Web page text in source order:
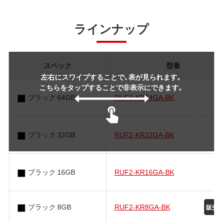
ラインナップ
左右にスワイプすることで、表が見られます。
こちらをタップすることで非表示にできます。
スペック 型番
ブラック 64GB RUF2-KR64GA-BK
ブラック 32GB RUF2-KR32GA-BK
ブラック 16GB RUF2-KR16GA-BK
ブラック 8GB RUF2-KR8GA-BK